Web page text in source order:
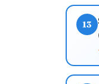
13